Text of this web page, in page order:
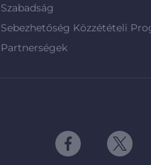
Szabadság
Sebezhetőség Közzétételi
Partnerségek